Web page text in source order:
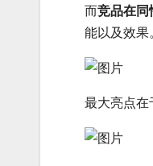
而竞品在
能以及效果。
最大亮点在